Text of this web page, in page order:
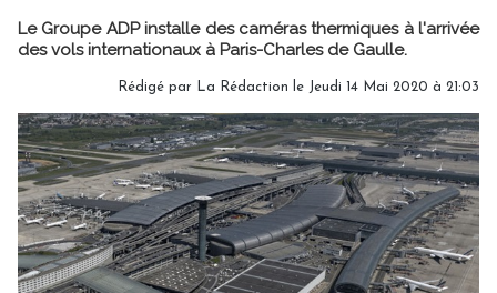
Le Groupe ADP installe des caméras thermiques à l'arrivée
des vols internationaux à Paris-Charles de Gaulle.
Rédigé par La Rédaction le Jeudi 14 Mai 2020 à 21:03